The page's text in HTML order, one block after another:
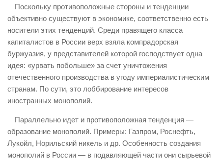
Поскольку противоположные стороны и тенденции
объективно существуют в экономике, соответственно есть
носители этих тенденций. Среди правящего класса
капиталистов в России верх взяла компрадорская
буржуазия, у представителей которой господствует одна
идея: «урвать побольше» за счет уничтожения
отечественного производства в угоду империалистическим
странам. По сути, это лоббирование интересов
иностранных монополий.
Параллельно идет и противоположная тенденция —
образование монополий. Примеры: Газпром, Роснефть,
Лукойл, Норильский никель и др. Особенность создания
монополий в России — в подавляющей части они сырьевой